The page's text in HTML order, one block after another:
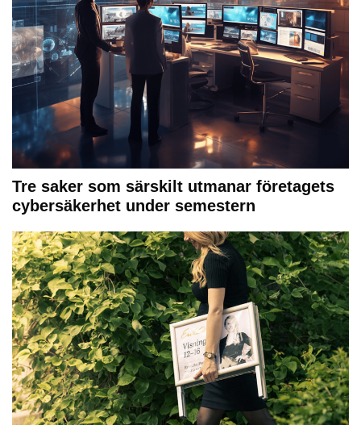
Tre saker som särskilt utmanar företagets
cybersäkerhet under semestern